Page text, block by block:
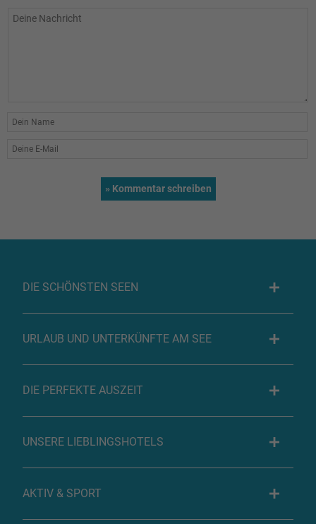
DIE SCHÖNSTEN SEEN
URLAUB UND UNTERKÜNFTE AM SEE
DIE PERFEKTE AUSZEIT
UNSERE LIEBLINGSHOTELS
AKTIV & SPORT